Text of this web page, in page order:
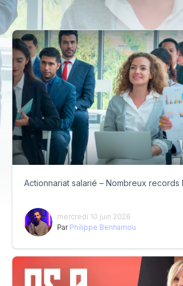
Actionnariat salarié – Nombreux records
mercredi 10 juin 2026
Par Philippe Benhamou